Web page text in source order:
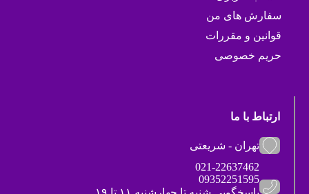
سفارش های من
قوانین و مقررات
حریم خصوصی
ارتباط با ما
تهران - شریعتی
021-22637462
09352251595